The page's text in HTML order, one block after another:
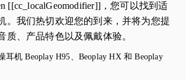
[[cc_localGeomodifier]]，您可以找到适
。我们热切欢迎您的到来，并将为您提
质、产品特色以及佩戴体验。
耳机 Beoplay H95、Beoplay HX 和 Beoplay